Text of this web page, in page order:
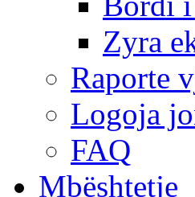
Zyra
Raporte
Logoja
FAQ
Mbështetje